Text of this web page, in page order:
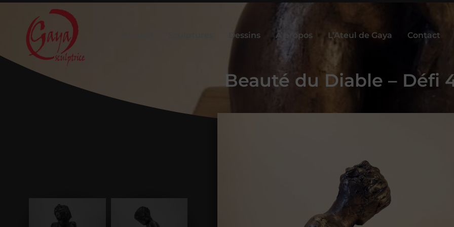
Dessins À propos L’Ateul de Gaya Contact
Beauté du Diable – Défi